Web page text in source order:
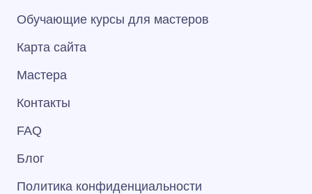
Обучающие курсы для мастеров
Карта сайта
Мастера
Контакты
FAQ
Блог
Политика конфиденциальности